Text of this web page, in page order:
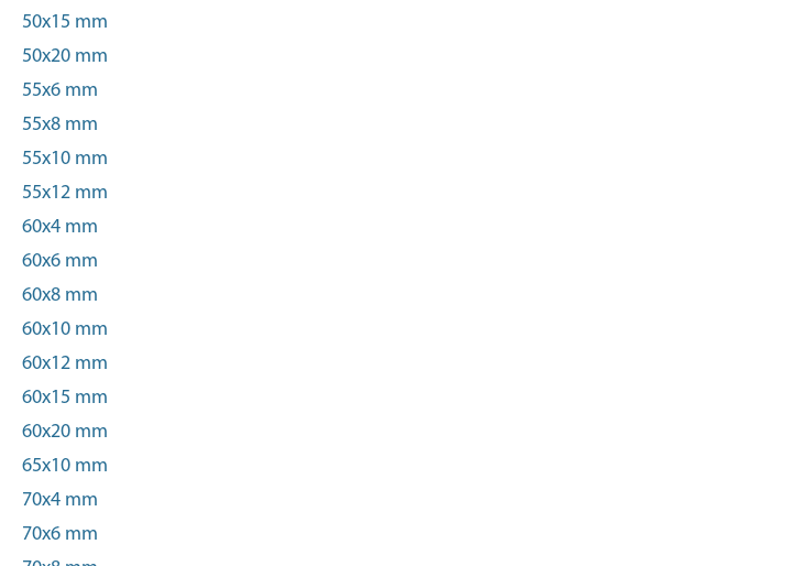
50x15 mm
50x20 mm
55x6 mm
55x8 mm
55x10 mm
55x12 mm
60x4 mm
60x6 mm
60x8 mm
60x10 mm
60x12 mm
60x15 mm
60x20 mm
65x10 mm
70x4 mm
70x6 mm